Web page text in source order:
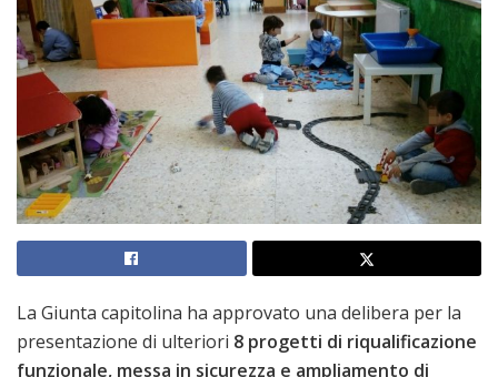
La Giunta capitolina ha approvato una delibera per la
presentazione di ulteriori 8 progetti di riqualificazione
funzionale, messa in sicurezza e ampliamento di